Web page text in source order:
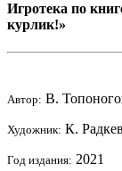
Игротека по
курлик!»
Автор: В.
Художник: К.
Год издания: 2021